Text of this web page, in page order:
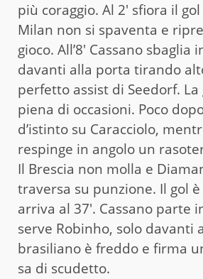
più coraggio. Al 2′ sfiora il
Milan non si spaventa e
gioco. All’8′ Cassano
davanti alla porta tirando
perfetto assist di Seedorf.
piena di occasioni. Poco
d’istinto su Caracciolo,
respinge in angolo un
Il Brescia non molla e
traversa su punzione. Il gol è
arriva al 37′. Cassano parte
serve Robinho, solo davanti
brasiliano è freddo e firma
sa di scudetto.